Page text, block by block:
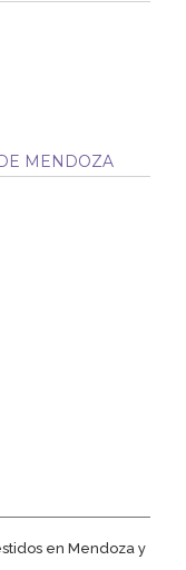
MENDOZA
en Mendoza y